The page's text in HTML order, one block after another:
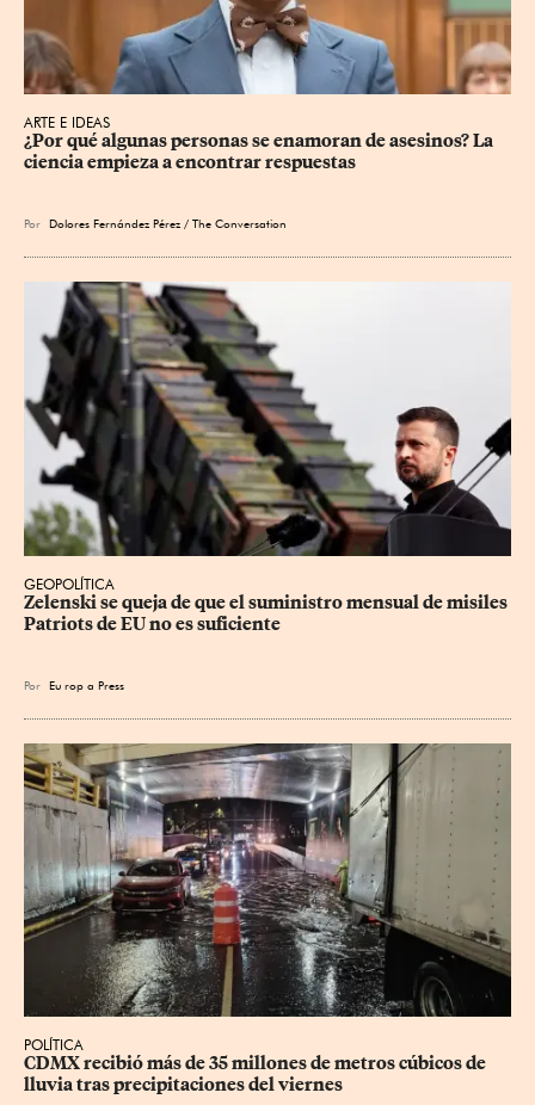
ARTE E IDEAS
¿Por qué algunas personas se enamoran de asesinos? La
ciencia empieza a encontrar respuestas
Por Dolores Fernández Pérez / The Conversation
GEOPOLÍTICA
Zelenski se queja de que el suministro mensual de misiles
Patriots de EU no es suficiente
Por Eu rop a Press
POLÍTICA
CDMX recibió más de 35 millones de metros cúbicos de
lluvia tras precipitaciones del viernes